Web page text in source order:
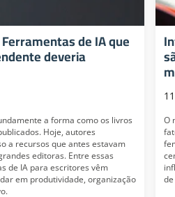
de IA que
deveria
a forma como os livros
Hoje, autores
a recursos que antes estavam
editoras. Entre essas
de IA para escritores vêm
em produtividade, organização
O